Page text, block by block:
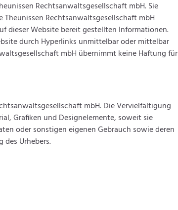
Rechtsanwaltsgesellschaft mbH. Sie
Rechtsanwaltsgesellschaft mbH
dieser Website bereit gestellten Informationen.
durch Hyperlinks unmittelbar oder mittelbar
mbH übernimmt keine Haftung für
mbH. Die Vervielfältigung
Grafiken und Designelemente, soweit sie
oder sonstigen eigenen Gebrauch sowie deren
Urhebers.